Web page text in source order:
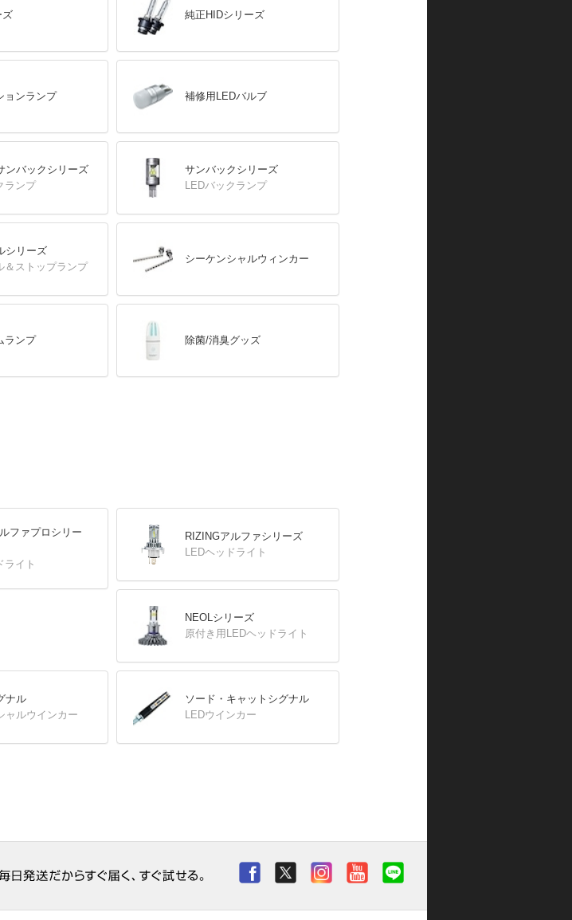
ズ 純正HIDシリーズ
ョンランプ 補修用LEDバルブ
ンバックシリーズ
ランプ
サンバックシリーズ
LEDバックランプ
シリーズ
＆ストップランプ
シーケンシャルウィンカー
ランプ 除菌/消臭グッズ
ファプロシリー
ライト
RIZINGアルファシリーズ
LEDヘッドライト
NEOLシリーズ
原付き用LEDヘッドライト
ナル
ャルウインカー
ソード・キャットシグナル
LEDウインカー